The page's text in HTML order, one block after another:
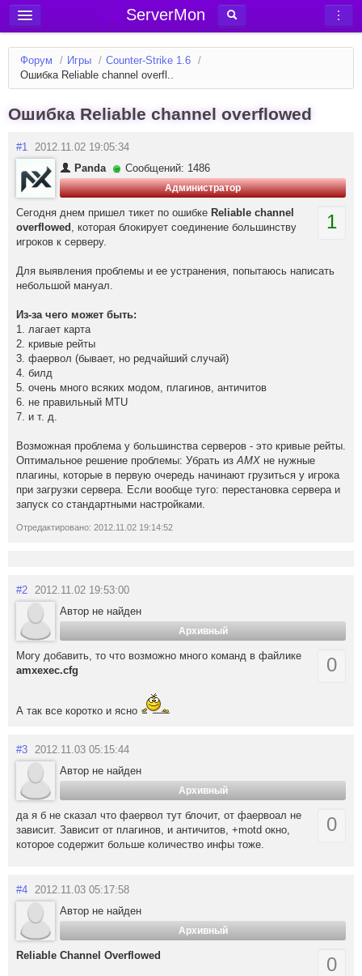
ServerMon
Добавить сервер
Мониторинг серверов
Статьи
Форум
Вход в аккаунт
Форум / Игры / Counter-Strike 1.6 /
Ошибка Reliable channel overfl..
Ошибка Reliable channel overflowed
#1 2012.11.02 19:05:34
Panda
Сообщений: 1486
Администратор
1
Сегодня днем пришел тикет по ошибке Reliable channel
overflowed , которая блокирует соединение большинству
игроков к серверу.
Для выявления проблемы и ее устранения, попытаюсь написать
небольшой мануал.
Из-за чего может быть:
1. лагает карта
2. кривые рейты
3. фаервол (бывает, но редчайший случай)
4. билд
5. очень много всяких модом, плагинов, античитов
6. не правильный MTU
7. и т. д.
Возможная проблема у большинства серверов - это кривые рейты.
Оптимальное решение проблемы: Убрать изАМХ не нужные
плагины, которые в первую очередь начинают грузиться у игрока
при загрузки сервера. Если вообще туго: перестановка сервера и
запуск со стандартными настройками.
Отредактировано: 2012.11.02 19:14:52
#2 2012.11.02 19:53:00
Автор не найден
Архивный
0
Могу добавить, то что возможно много команд в файлике
amxexec.cfg
А так все коротко и ясно
#3 2012.11.03 05:15:44
Автор не найден
Архивный
0
да я б не сказал что фаервол тут блочит, от фаервоал не
зависит. Зависит от плагинов, и античитов, +motd окно,
которое содержит больше количество инфы тоже.
#4 2012.11.03 05:17:58
Автор не найден
Архивный
0
Reliable Channel Overflowed